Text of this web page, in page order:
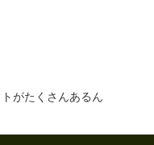
がたくさんあるん